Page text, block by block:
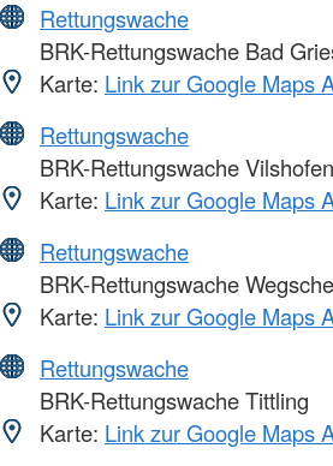
Rettungswache
BRK-Rettungswache Bad
Karte: Link zur Google Maps
Rettungswache
BRK-Rettungswache Vilshofen
Karte: Link zur Google Maps
Rettungswache
BRK-Rettungswache
Karte: Link zur Google Maps
Rettungswache
BRK-Rettungswache Tittling
Karte: Link zur Google Maps